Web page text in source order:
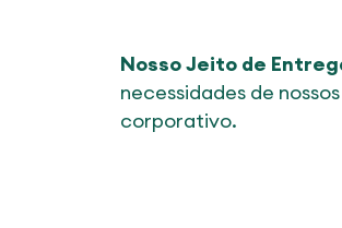
Nosso Jeito de
necessidades de
corporativo.